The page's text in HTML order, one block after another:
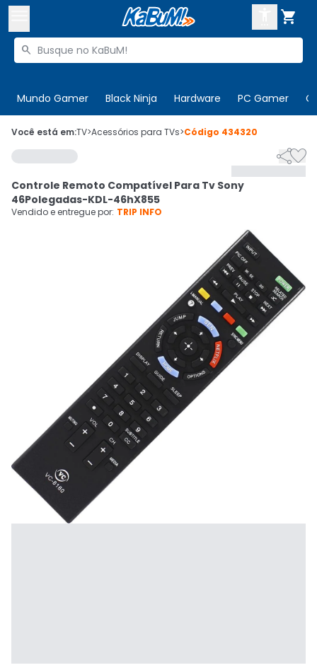

Buscar produtos

Mundo Gamer Black Ninja Hardware PC Gamer
 Olá. Acesse sua conta
 Departamentos
 Cupons
CADASTRE-SE
Você está em:TV>Acessórios para TVs>Código 434320

Controle Remoto Compatível Para Tv Sony
46Polegadas-KDL-46hX855
Vendido e entregue por: TRIP INFO